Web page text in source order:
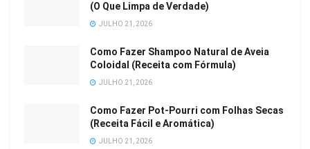
(O Que Limpa de Verdade)
JULHO 21, 2026
Como Fazer Shampoo Natural de Aveia
Coloidal (Receita com Fórmula)
JULHO 21, 2026
Como Fazer Pot-Pourri com Folhas Secas
(Receita Fácil e Aromática)
JULHO 21, 2026